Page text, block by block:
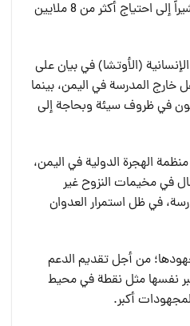
المتواصل منذ ٧ سنوات، مشيراً إلى احتياج أكثر من 8 ملايين
(الأوتشا) في بيان على
خارج المدرسة في اليمن، بينما
يدرسون في ظروف سيئة وبحاجة إلى
الهجرة الدولية في اليمن،
في مخيمات النزوح غير
في ظل استمرار العدوان
من أجل تقديم الدعم
نفسها مثل نقطة في محيط
أكبر.